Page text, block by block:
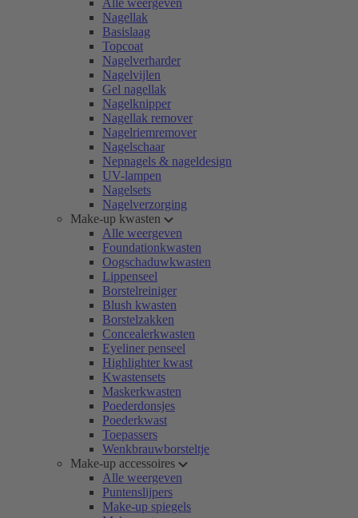
Alle weergeven
Nagellak
Basislaag
Topcoat
Nagelverharder
Nagelvijlen
Gel nagellak
Nagelknipper
Nagellak remover
Nagelriemremover
Nagelschaar
Nepnagels & nageldesign
UV-lampen
Nagelsets
Nagelverzorging
Make-up kwasten
Alle weergeven
Foundationkwasten
Oogschaduwkwasten
Lippenseel
Borstelreiniger
Blush kwasten
Borstelzakken
Concealerkwasten
Eyeliner penseel
Highlighter kwast
Kwastensets
Maskerkwasten
Poederdonsjes
Poederkwast
Toepassers
Wenkbrauwborsteltje
Make-up accessoires
Alle weergeven
Puntenslijpers
Make-up spiegels